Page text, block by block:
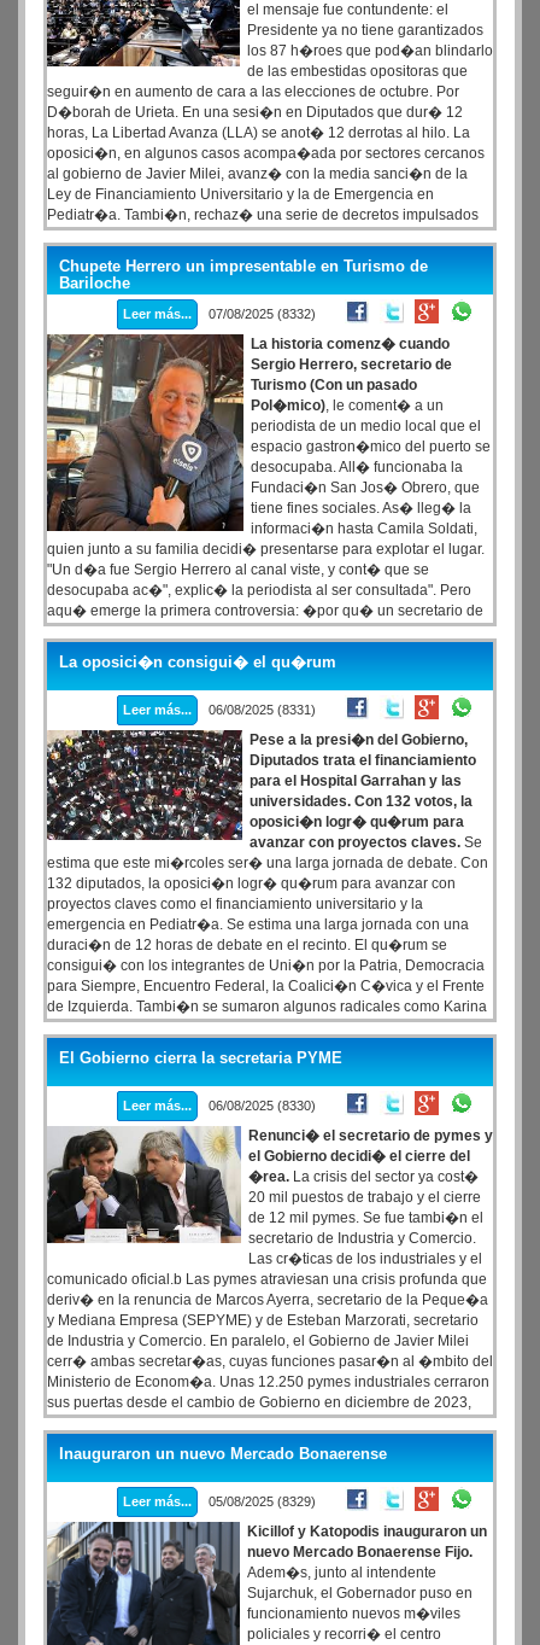
el mensaje fue contundente: el
Presidente ya no tiene garantizados
los 87 h�roes que pod�an blindarlo
de las embestidas opositoras que
seguir�n en aumento de cara a las elecciones de octubre. Por
D�borah de Urieta. En una sesi�n en Diputados que dur� 12
horas, La Libertad Avanza (LLA) se anot� 12 derrotas al hilo. La
oposici�n, en algunos casos acompa�ada por sectores cercanos
al gobierno de Javier Milei, avanz� con la media sanci�n de la
Ley de Financiamiento Universitario y la de Emergencia en
Pediatr�a. Tambi�n, rechaz� una serie de decretos impulsados
por el presidente Javier Milei y forz� los tratamientos en comisi�n
de varios proyectos. M�s all� de los temas tratados, el mensaje de
la sesi�n fue contundente: el Presidente ya no cuenta con los 87
h�roes que pod�an blindarlo de las embestidas opositoras que,
de cara a los comicios de octubre, seguir�n in crescendo.
Chupete Herrero un impresentable en Turismo de
Bariloche
Leer más... 07/08/2025 (8332)
La historia comenz� cuando
Sergio Herrero, secretario de
Turismo (Con un pasado
Pol�mico), le coment� a un
periodista de un medio local que el
espacio gastron�mico del puerto se
desocupaba. All� funcionaba la
Fundaci�n San Jos� Obrero, que
tiene fines sociales. As� lleg� la
informaci�n hasta Camila Soldati,
quien junto a su familia decidi� presentarse para explotar el lugar.
"Un d�a fue Sergio Herrero al canal viste, y cont� que se
desocupaba ac�", explic� la periodista al ser consultada". Pero
aqu� emerge la primera controversia: �por qu� un secretario de
Turismo va a un canal de televisi�n espec�fico para comunicar
que se libera un espacio p�blico? �De d�nde surge esa potestad
para decidir qui�n accede a la explotaci�n de un bien que
pertenece a todos los barilochenses? La pregunta no es menor:
�por qu� no d�rselo a periodistas de otro medio, a un vecino
cualquiera, o a una fundaci�n? �Qu� criterios se utilizaron para
esta selecci�n?
La oposici�n consigui� el qu�rum
Leer más... 06/08/2025 (8331)
Pese a la presi�n del Gobierno,
Diputados trata el financiamiento
para el Hospital Garrahan y las
universidades. Con 132 votos, la
oposici�n logr� qu�rum para
avanzar con proyectos claves. Se
estima que este mi�rcoles ser� una larga jornada de debate. Con
132 diputados, la oposici�n logr� qu�rum para avanzar con
proyectos claves como el financiamiento universitario y la
emergencia en Pediatr�a. Se estima una larga jornada con una
duraci�n de 12 horas de debate en el recinto. El qu�rum se
consigui� con los integrantes de Uni�n por la Patria, Democracia
para Siempre, Encuentro Federal, la Coalici�n C�vica y el Frente
de Izquierda. Tambi�n se sumaron algunos radicales como Karina
Banfi, Mart�n Tetaz, la santacruce�a Roxana Reyes, Fabio
Quetglas, Julio Cobos, la cordobesa Gabriela Brouwer de Koning y
el tucumano Roberto S�nchez.
El Gobierno cierra la secretaria PYME
Leer más... 06/08/2025 (8330)
Renunci� el secretario de pymes y
el Gobierno decidi� el cierre del
�rea. La crisis del sector ya cost�
20 mil puestos de trabajo y el cierre
de 12 mil pymes. Se fue tambi�n el
secretario de Industria y Comercio.
Las cr�ticas de los industriales y el
comunicado oficial.b Las pymes atraviesan una crisis profunda que
deriv� en la renuncia de Marcos Ayerra, secretario de la Peque�a
y Mediana Empresa (SEPYME) y de Esteban Marzorati, secretario
de Industria y Comercio. En paralelo, el Gobierno de Javier Milei
cerr� ambas secretar�as, cuyas funciones pasar�n al �mbito del
Ministerio de Econom�a. Unas 12.250 pymes industriales cerraron
sus puertas desde el cambio de Gobierno en diciembre de 2023,
precis� el Observatorio IPA, de la asociaci�n Industriales Pymes
Argentinos (IPA), con datos de la Superintendencia de Riesgos de
Trabajo (SRT).
Inauguraron un nuevo Mercado Bonaerense
Leer más... 05/08/2025 (8329)
Kicillof y Katopodis inauguraron un
nuevo Mercado Bonaerense Fijo.
Adem�s, junto al intendente
Sujarchuk, el Gobernador puso en
funcionamiento nuevos m�viles
policiales y recorri� el centro